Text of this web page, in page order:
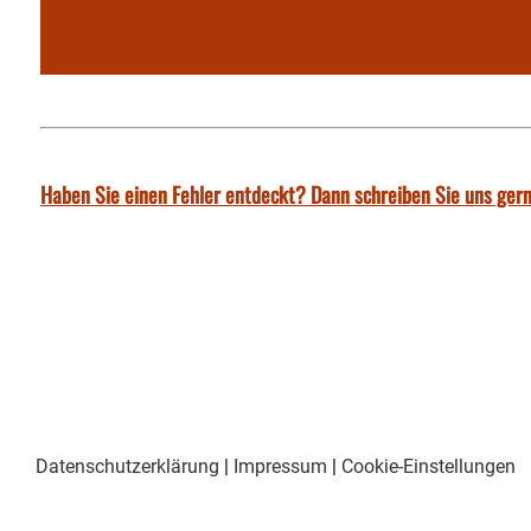
Haben Sie einen Fehler entdeckt? Dann schreiben Sie uns
Datenschutzerklärung | Impressum | Cookie-Einstellungen